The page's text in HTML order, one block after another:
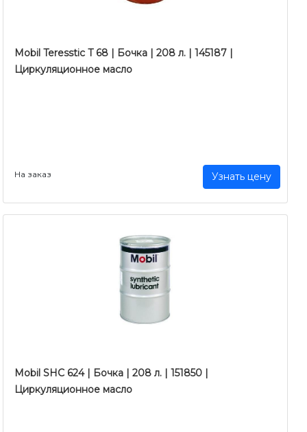
Mobil Teresstic T 68 | Бочка | 208 л. | 145187 |
Циркуляционное масло
На заказ Узнать цену
Mobil SHC 624 | Бочка | 208 л. | 151850 |
Циркуляционное масло